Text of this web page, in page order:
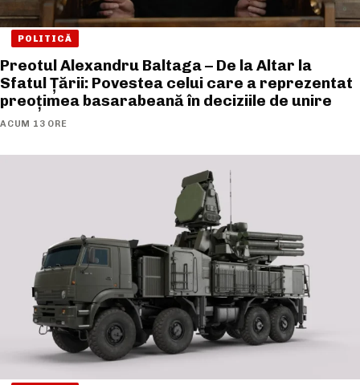
POLITICĂ
Preotul Alexandru Baltaga – De la Altar la
Sfatul Țării: Povestea celui care a reprezentat
preoțimea basarabeană în deciziile de unire
ACUM 13 ORE